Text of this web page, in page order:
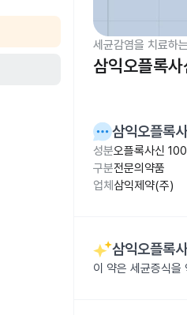
세균감염을 치료하
삼익오플록
삼익오플록
성분오플록사신
구분전문의약품
업체 삼익제약(주)
삼익오플록
이 약은 세균증식을